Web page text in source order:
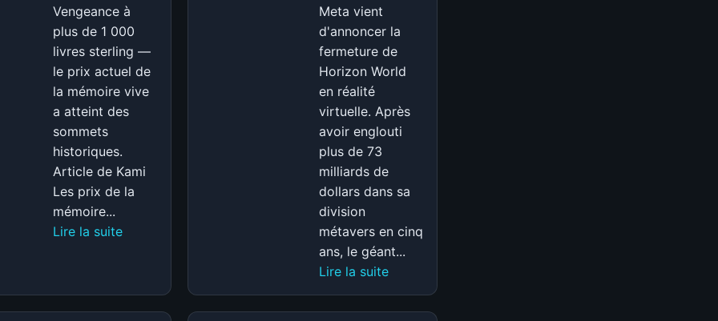
prémices
d’un
déploiement
Vengeance à
plus de 1 000
livres sterling —
le prix actuel de
la mémoire vive
a atteint des
sommets
historiques.
Article de Kami
Les prix de la
mémoire...
Lire la suite:
RAM
Meta vient
d'annoncer la
fermeture de
Horizon World
en réalité
virtuelle. Après
avoir englouti
plus de 73
milliards de
dollars dans sa
division
métavers en cinq
ans, le géant...
Lire la suite:
Horizon